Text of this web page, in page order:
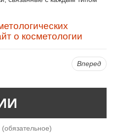
о косметологии
Вперед